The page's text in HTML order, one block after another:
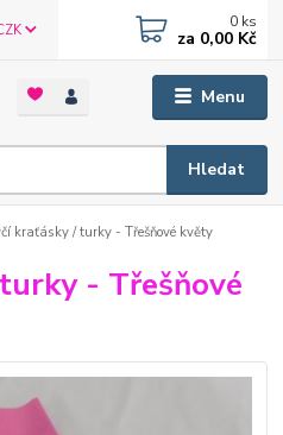
Menu
Hledat
0 ks
za 0,00 Kč
kraťásky / turky - Třešňové květy
- Třešňové